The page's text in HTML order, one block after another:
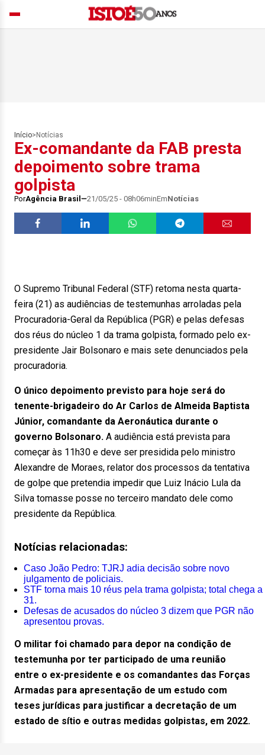
Início> Notícias
Ex-comandante da FAB presta
depoimento sobre trama
golpista
PorAgência Brasil 21/05/25 - 08h06minEmNotícias
O Supremo Tribunal Federal (STF) retoma nesta quarta-
feira (21) as audiências de testemunhas arroladas pela
Procuradoria-Geral da República (PGR) e pelas defesas
dos réus do núcleo 1 da trama golpista, formado pelo ex-
presidente Jair Bolsonaro e mais sete denunciados pela
procuradoria.
O único depoimento previsto para hoje será do
tenente-brigadeiro do Ar Carlos de Almeida Baptista
Júnior, comandante da Aeronáutica durante o
governo Bolsonaro. A audiência está prevista para
começar às 11h30 e deve ser presidida pelo ministro
Alexandre de Moraes, relator dos processos da tentativa
de golpe que pretendia impedir que Luiz Inácio Lula da
Silva tomasse posse no terceiro mandato dele como
presidente da República.
Notícias relacionadas:
Caso João Pedro: TJRJ adia decisão sobre novo
julgamento de policiais.
STF torna mais 10 réus pela trama golpista; total chega a
31.
Defesas de acusados do núcleo 3 dizem que PGR não
apresentou provas.
O militar foi chamado para depor na condição de
testemunha por ter participado de uma reunião
entre o ex-presidente e os comandantes das Forças
Armadas para apresentação de um estudo com
teses jurídicas para justificar a decretação de um
estado de sítio e outras medidas golpistas, em 2022.